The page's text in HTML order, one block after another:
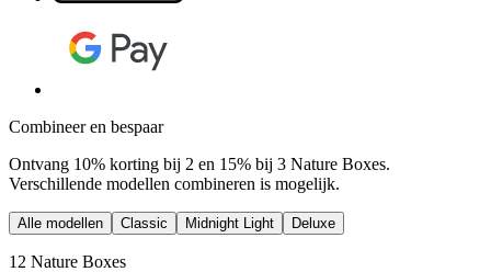
Combineer en bespaar
Ontvang 10% korting bij 2 en 15% bij 3 Nature Boxes.
Verschillende modellen combineren is mogelijk.
Alle modellen Classic Midnight Light Deluxe
12 Nature Boxes